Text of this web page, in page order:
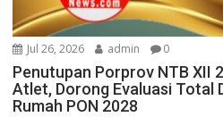
Jul 26, 2026 admin 0
Penutupan Porprov NTB XII
Atlet, Dorong Evaluasi Total
Rumah PON 2028